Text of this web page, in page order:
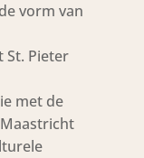
vorm van
St. Pieter
met de